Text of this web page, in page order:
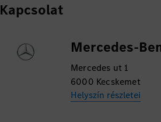
Kapcsolat
Mercedes-
Mercedes ut 1
6000 Kecskemet
Helyszín részletei